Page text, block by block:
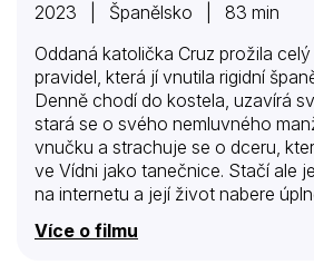
2023 | Španělsko | 83 min
Oddaná katolička Cruz prožila
pravidel, která jí vnutila rigidní
Denně chodí do kostela, uzavírá
stará se o svého nemluvného
vnučku a strachuje se o dceru,
ve Vídni jako tanečnice. Stačí ale
na internetu a její život nabere
Pornostránky, které zpočátku
polštář, jsou začátkem cesty ke
Více o filmu